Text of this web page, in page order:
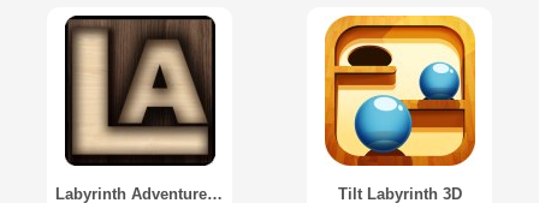
Labyrinth Adventures / Лабиринт Приключения Tilt Labyrinth 3D